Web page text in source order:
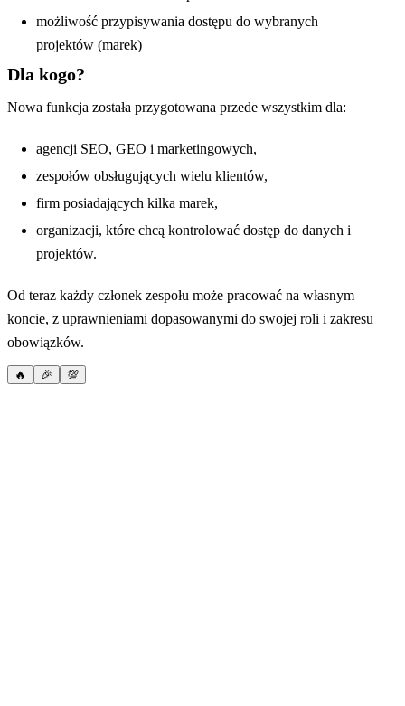
możliwość przypisywania dostępu do wybranych
projektów (marek)
Dla kogo?
Nowa funkcja została przygotowana przede wszystkim dla:
agencji SEO, GEO i marketingowych,
zespołów obsługujących wielu klientów,
firm posiadających kilka marek,
organizacji, które chcą kontrolować dostęp do danych i
projektów.
Od teraz każdy członek zespołu może pracować na własnym
koncie, z uprawnieniami dopasowanymi do swojej roli i zakresu
obowiązków.
🔥 🎉 💯